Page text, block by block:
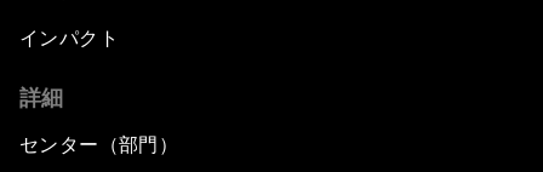
インパクト
詳細
センター（部門）